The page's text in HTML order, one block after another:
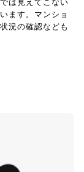
は見えてこない
ます。マンショ
況の確認なども